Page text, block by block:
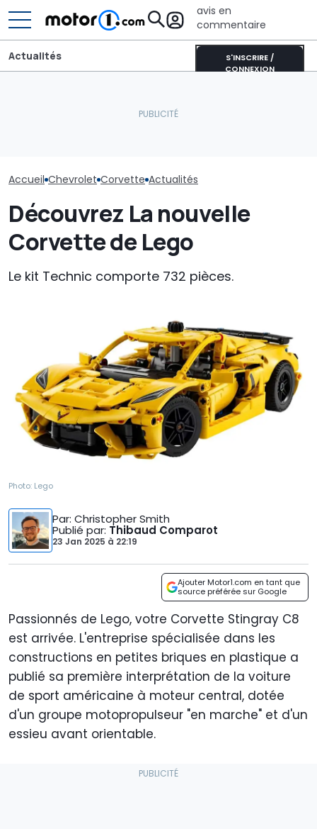
avis en
commentaire
S'INSCRIRE /
CONNEXION
Actualités
Accueil Chevrolet Corvette Actualités
Découvrez La nouvelle
Corvette de Lego
Le kit Technic comporte 732 pièces.
Photo: Lego
Par: Christopher Smith
Publié par: Thibaud Comparot
23 Jan 2025 à 22:19
Ajouter Motor1.com en tant que
source préférée sur Google
Passionnés de Lego, votre Corvette Stingray C8
est arrivée. L'entreprise spécialisée dans les
constructions en petites briques en plastique a
publié sa première interprétation de la voiture
de sport américaine à moteur central, dotée
d'un groupe motopropulseur "en marche" et d'un
essieu avant orientable.